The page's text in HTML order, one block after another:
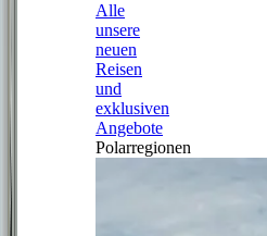
Alle
unsere
neuen
Reisen
und
exklusiven
Angebote
Polarregionen